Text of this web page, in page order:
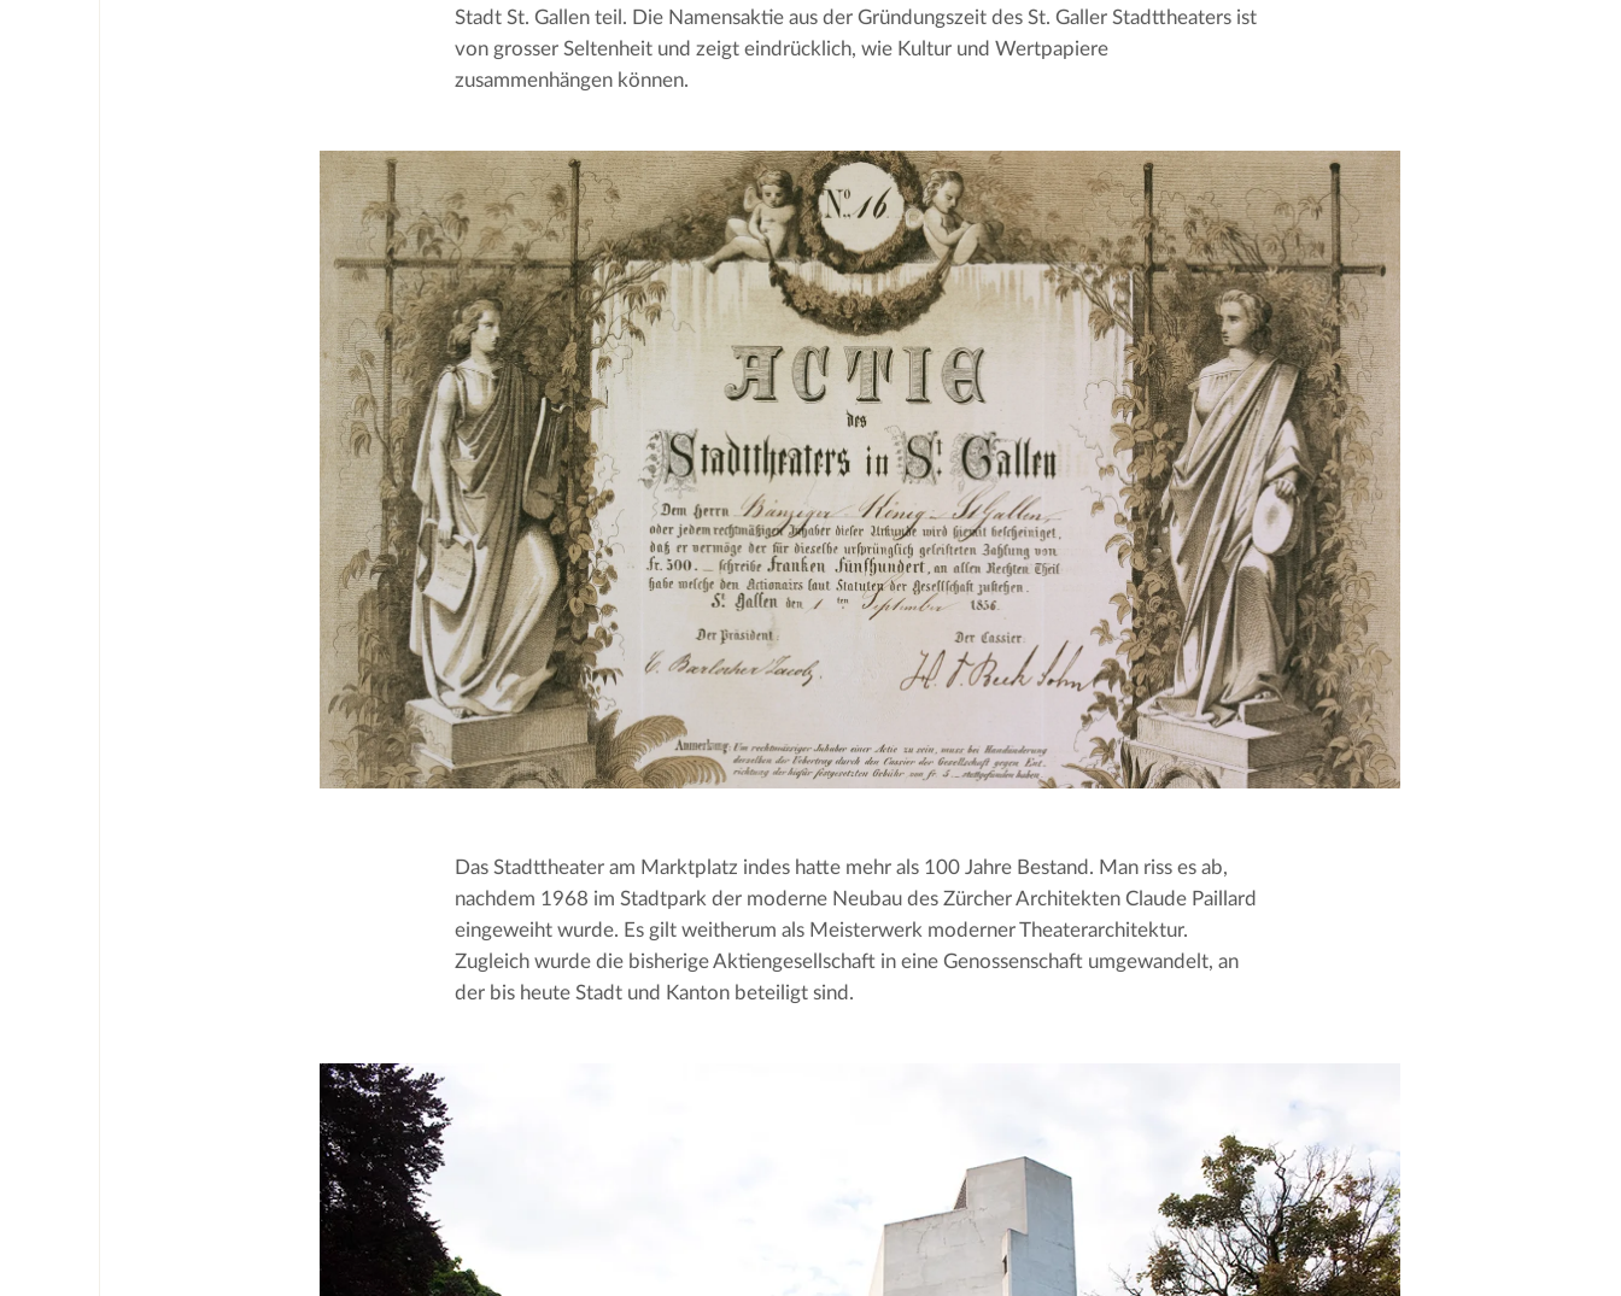
Stadt St. Gallen teil. Die Namensaktie aus der Gründungszeit des St. Galler Stadttheaters ist
von grosser Seltenheit und zeigt eindrücklich, wie Kultur und Wertpapiere
zusammenhängen können.
Das Stadttheater am Marktplatz indes hatte mehr als 100 Jahre Bestand. Man riss es ab,
nachdem 1968 im Stadtpark der moderne Neubau des Zürcher Architekten Claude Paillard
eingeweiht wurde. Es gilt weitherum als Meisterwerk moderner Theaterarchitektur.
Zugleich wurde die bisherige Aktiengesellschaft in eine Genossenschaft umgewandelt, an
der bis heute Stadt und Kanton beteiligt sind.